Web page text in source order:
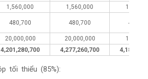
1,560,000 1,560,000
480,700 480,700
20,000,000 20,000,000
4,201,280,700 4,277,260,700
tối thiểu (85%):